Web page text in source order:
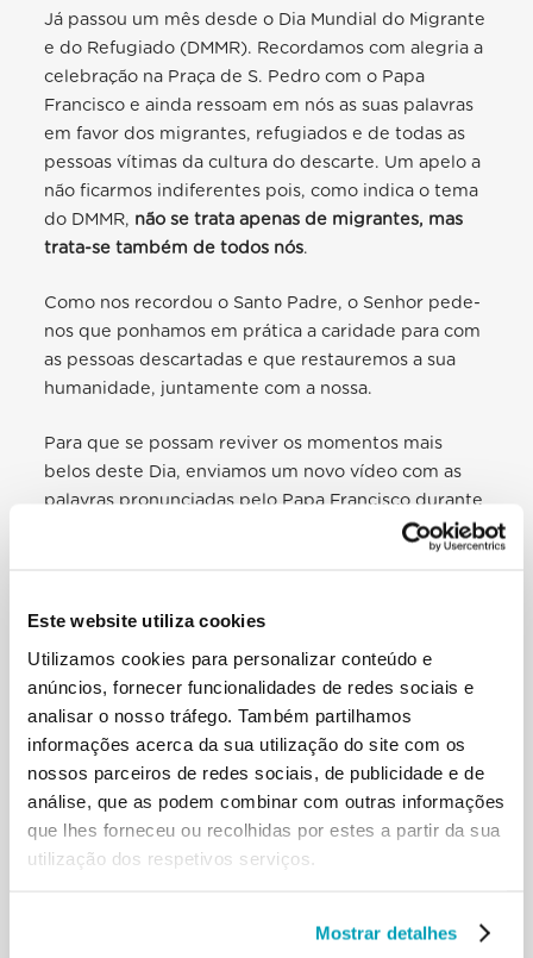
Este website utiliza cookies
Utilizamos cookies para personalizar conteúdo e
anúncios, fornecer funcionalidades de redes sociais e
analisar o nosso tráfego. Também partilhamos
informações acerca da sua utilização do site com os
nossos parceiros de redes sociais, de publicidade e de
análise, que as podem combinar com outras informações
que lhes forneceu ou recolhidas por estes a partir da sua
utilização dos respetivos serviços.
Mostrar detalhes
Já passou um mês desde o Dia Mundial do Migrante
e do Refugiado (DMMR). Recordamos com alegria a
celebração na Praça de S. Pedro com o Papa
Francisco e ainda ressoam em nós as suas palavras
em favor dos migrantes, refugiados e de todas as
pessoas vítimas da cultura do descarte. Um apelo a
não ficarmos indiferentes pois, como indica o tema
do DMMR, não se trata apenas de migrantes, mas
trata-se também de todos nós.
Como nos recordou o Santo Padre, o Senhor pede-
nos que ponhamos em prática a caridade para com
as pessoas descartadas e que restauremos a sua
humanidade, juntamente com a nossa.
Para que se possam reviver os momentos mais
belos deste Dia, enviamos um novo vídeo com as
palavras pronunciadas pelo Papa Francisco durante
a celebração e recordamos que todo o material
preparação do DMMR está sempre à disposição
dedicada a que se pode aceder clicando neste